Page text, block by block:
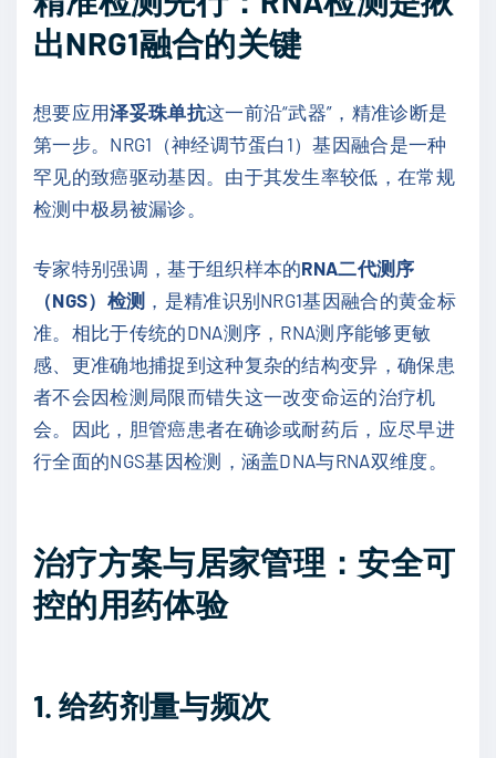
出NRG1融合的关键
想要应用泽妥珠单抗这一前沿“武器”，精准诊断是
第一步。NRG1（神经调节蛋白1）基因融合是一种
罕见的致癌驱动基因。由于其发生率较低，在常规
检测中极易被漏诊。
专家特别强调，基于组织样本的RNA二代测序
（NGS）检测 ，是精准识别NRG1基因融合的黄金标
准。相比于传统的DNA测序，RNA测序能够更敏
感、更准确地捕捉到这种复杂的结构变异，确保患
者不会因检测局限而错失这一改变命运的治疗机
会。因此，胆管癌患者在确诊或耐药后，应尽早进
行全面的NGS基因检测，涵盖DNA与RNA双维度。
治疗方案与居家管理：安全可
控的用药体验
1. 给药剂量与频次